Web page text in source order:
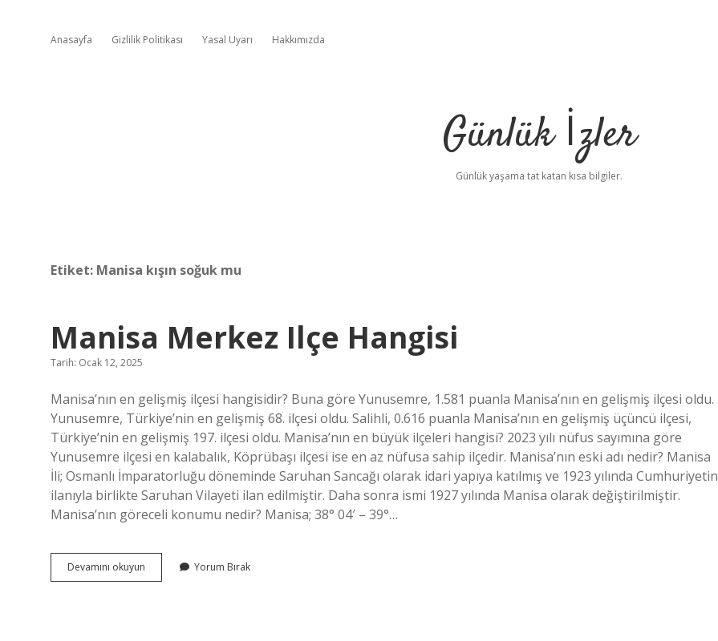
Anasayfa Gizlilik Politikası Yasal Uyarı Hakkımızda
Günlük İzler
Günlük yaşama tat katan kısa bilgiler.
Etiket: Manisa kışın soğuk mu
Manisa Merkez Ilçe Hangisi
Tarih: Ocak 12, 2025
Manisa’nın en gelişmiş ilçesi hangisidir? Buna göre Yunusemre, 1.581 puanla Manisa’nın en gelişmiş ilçesi oldu.
Yunusemre, Türkiye’nin en gelişmiş 68. ilçesi oldu. Salihli, 0.616 puanla Manisa’nın en gelişmiş üçüncü ilçesi,
Türkiye’nin en gelişmiş 197. ilçesi oldu. Manisa’nın en büyük ilçeleri hangisi? 2023 yılı nüfus sayımına göre
Yunusemre ilçesi en kalabalık, Köprübaşı ilçesi ise en az nüfusa sahip ilçedir. Manisa’nın eski adı nedir? Manisa
İli; Osmanlı İmparatorluğu döneminde Saruhan Sancağı olarak idari yapıya katılmış ve 1923 yılında Cumhuriyetin
ilanıyla birlikte Saruhan Vilayeti ilan edilmiştir. Daha sonra ismi 1927 yılında Manisa olarak değiştirilmiştir.
Manisa’nın göreceli konumu nedir? Manisa; 38° 04′ – 39°…
Devamını okuyun
Merkez
Yorum Bırak